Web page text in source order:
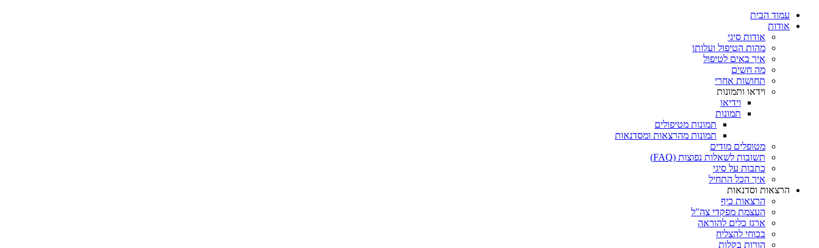
עמוד הבית
אודות
אודות סיגי
מהות הטיפול ועלותו
איך באים לטיפול
מה חשים
תחושות אחרי
וידאו ותמונות
וידיאו
תמונות
תמונות מטיפולים
תמונות מהרצאות ומסדנאות
מטופלים מודים
תשובות לשאלות נפוצות (FAQ)
כתבות על סיגי
איך הכל התחיל
הרצאות וסדנאות
הרצאות כיף
העצמת מפקדי צה"ל
ארגז כלים להוראה
בכוחי להצליח
הורות בקלות